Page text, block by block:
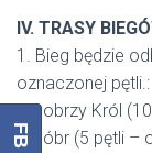
IV. TRASY
1. Bieg będzie
oznaczonej pętli.:
– Bobrzy Król
– Bóbr (5 pętli –
FB